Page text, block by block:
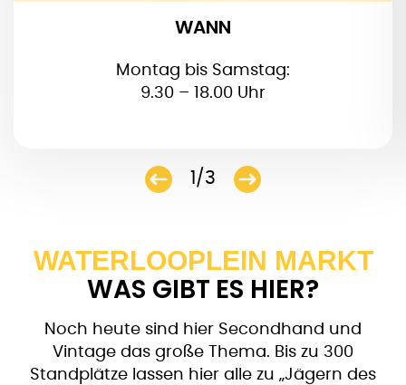
WANN
Montag bis Samstag:
9.30 – 18.00 Uhr
1/3
WATERLOOPLEIN MARKT
WAS GIBT ES HIER?
Noch heute sind hier Secondhand und
Vintage das große Thema. Bis zu 300
Standplätze lassen hier alle zu „Jägern des